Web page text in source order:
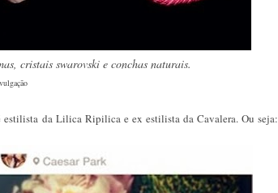
cristais swarovski e conchas naturais.
da Lilica Ripilica e ex estilista da Cavalera. Ou seja: